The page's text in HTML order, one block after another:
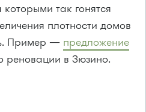
так гонятся
плотности домов
Пример — предложение
реновации в Зюзино.